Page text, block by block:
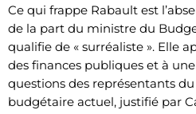
Ce qui frappe Rabault est
de la part du ministre du
qualifie de « surréaliste ». Elle
des finances publiques et à
questions des représentants
budgétaire actuel, justifié par